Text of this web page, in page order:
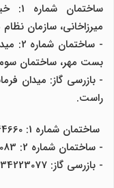
میرزاخانی، سازمان
-
بست مهر، ساختمان
- بازرسی گاز: میدان
راست.
ساختمان شماره 1: 33144660 086.
- ساختمان شماره 2: 32222083 086
- بازرسی گاز: 34223077 086